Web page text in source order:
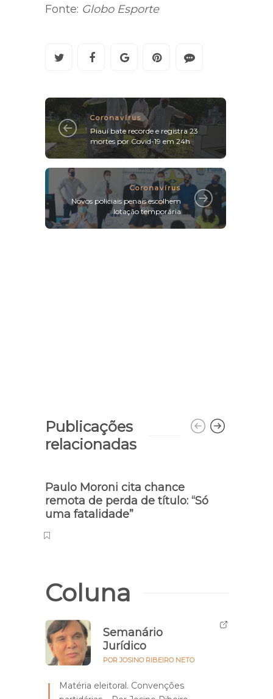
Fonte: Globo Esporte
Coronavírus
Piauí bate recorde e registra 23
mortes por Covid-19 em 24h
Coronavírus
Novos policiais penais escolhem
lotação temporária
Publicações
relacionadas
Paulo Moroni cita chance
remota de perda de título: “Só
uma fatalidade”
Coluna
Semanário
Jurídico
POR JOSINO RIBEIRO NETO
Matéria eleitoral. Convenções